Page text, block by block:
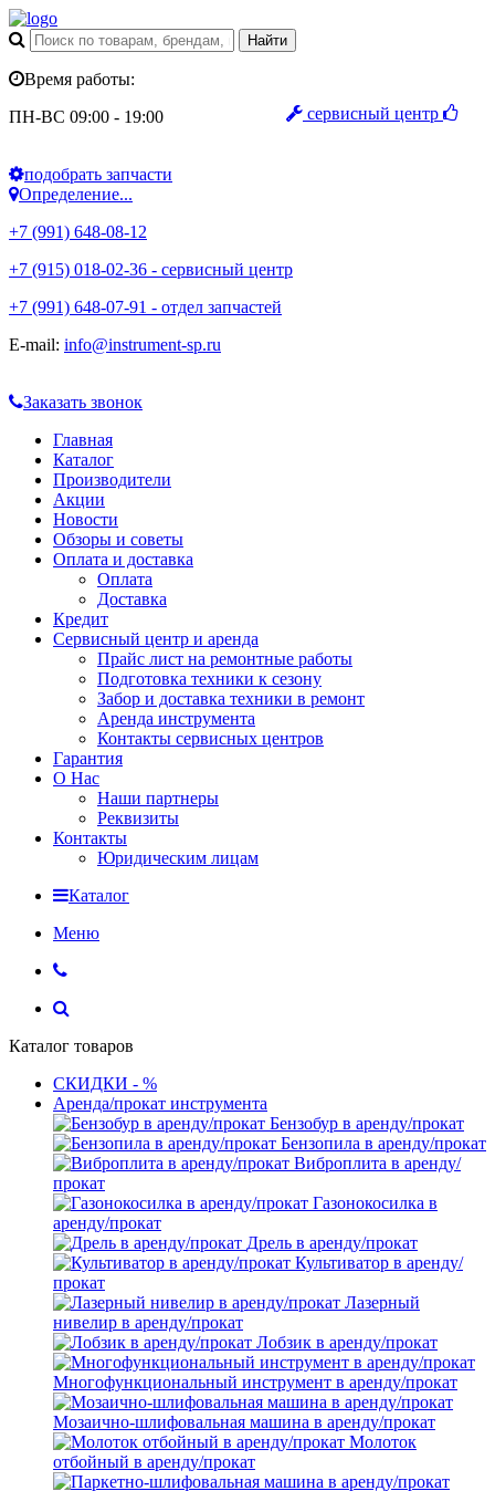
сервисный центр
Время работы:
ПН-ВС 09:00 - 19:00
подобрать запчасти
Определение...
+7 (991) 648-08-12
+7 (915) 018-02-36 - сервисный центр
+7 (991) 648-07-91 - отдел запчастей
E-mail: info@instrument-sp.ru
Заказать звонок
Главная
Каталог
Производители
Акции
Новости
Обзоры и советы
Оплата и доставка
Оплата
Доставка
Кредит
Сервисный центр и аренда
Прайс лист на ремонтные работы
Подготовка техники к сезону
Забор и доставка техники в ремонт
Аренда инструмента
Контакты сервисных центров
Гарантия
О Нас
Наши партнеры
Реквизиты
Контакты
Юридическим лицам
Каталог
Меню
Каталог товаров
СКИДКИ - %
Аренда/прокат инструмента
Бензобур в аренду/прокат
Бензопила в аренду/прокат
Виброплита в аренду/
прокат
Газонокосилка в
аренду/прокат
Дрель в аренду/прокат
Культиватор в аренду/
прокат
Лазерный
нивелир в аренду/прокат
Лобзик в аренду/прокат
Многофункциональный инструмент в аренду/прокат
Мозаично-шлифовальная машина в аренду/прокат
Молоток
отбойный в аренду/прокат